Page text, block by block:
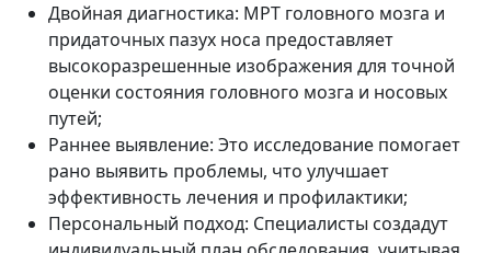
Двойная диагностика: МРТ головного мозга и
придаточных пазух носа предоставляет
высокоразрешенные изображения для точной
оценки состояния головного мозга и носовых
путей;
Раннее выявление: Это исследование помогает
рано выявить проблемы, что улучшает
эффективность лечения и профилактики;
Персональный подход: Специалисты создадут